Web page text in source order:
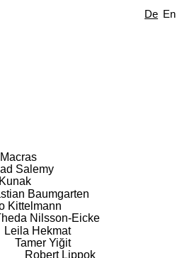
De En
Salemy
Baumgarten
Kittelmann
Nilsson-Eicke
Leila Hekmat
Tamer Yiğit
Robert Lippok